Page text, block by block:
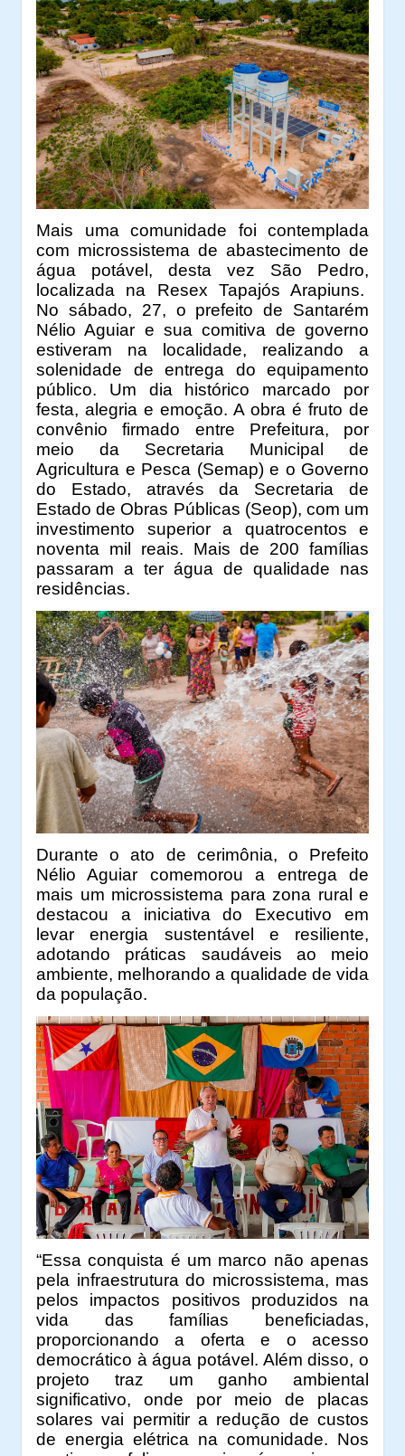
Mais uma comunidade foi contemplada
com microssistema de abastecimento de
água potável, desta vez São Pedro,
localizada na Resex Tapajós Arapiuns.
No sábado, 27, o prefeito de Santarém
Nélio Aguiar e sua comitiva de governo
estiveram na localidade, realizando a
solenidade de entrega do equipamento
público. Um dia histórico marcado por
festa, alegria e emoção. A obra é fruto de
convênio firmado entre Prefeitura, por
meio da Secretaria Municipal de
Agricultura e Pesca (Semap) e o Governo
do Estado, através da Secretaria de
Estado de Obras Públicas (Seop), com um
investimento superior a quatrocentos e
noventa mil reais. Mais de 200 famílias
passaram a ter água de qualidade nas
residências.
Durante o ato de cerimônia, o Prefeito
Nélio Aguiar comemorou a entrega de
mais um microssistema para zona rural e
destacou a iniciativa do Executivo em
levar energia sustentável e resiliente,
adotando práticas saudáveis ao meio
ambiente, melhorando a qualidade de vida
da população.
“Essa conquista é um marco não apenas
pela infraestrutura do microssistema, mas
pelos impactos positivos produzidos na
vida das famílias beneficiadas,
proporcionando a oferta e o acesso
democrático à água potável. Além disso, o
projeto traz um ganho ambiental
significativo, onde por meio de placas
solares vai permitir a redução de custos
de energia elétrica na comunidade. Nos